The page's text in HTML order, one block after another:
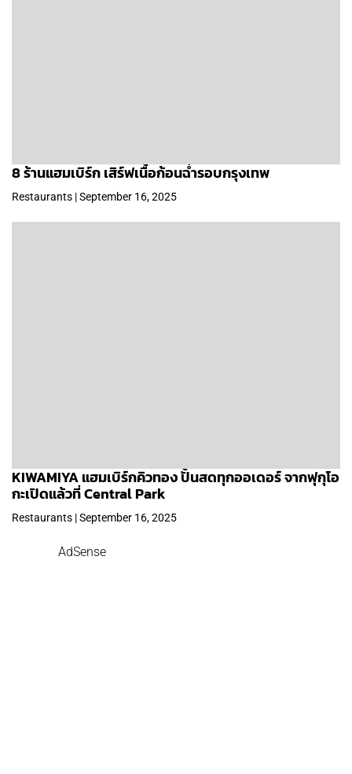
8 ร้านแฮมเบิร์ก เสิร์ฟเนื้อก้อนฉ่ำรอบกรุงเทพ
Restaurants | September 16, 2025
KIWAMIYA แฮมเบิร์กคิวทอง ปั้นสดทุกออเดอร์ จากฟุกุโอ
กะเปิดแล้วที่ Central Park
Restaurants | September 16, 2025
AdSense